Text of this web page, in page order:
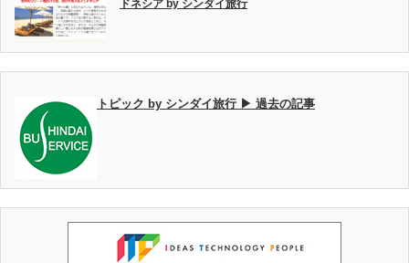
ドネシア by シンダイ旅行
トピック by シンダイ旅行 ▶ 過去の記事